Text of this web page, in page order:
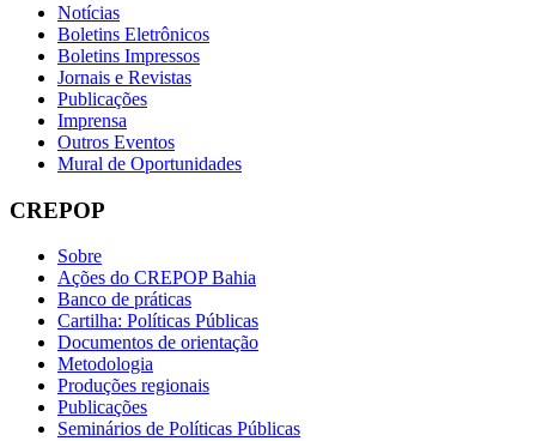
Notícias
Boletins Eletrônicos
Boletins Impressos
Jornais e Revistas
Publicações
Imprensa
Outros Eventos
Mural de Oportunidades
CREPOP
Sobre
Ações do CREPOP Bahia
Banco de práticas
Cartilha: Políticas Públicas
Documentos de orientação
Metodologia
Produções regionais
Publicações
Seminários de Políticas Públicas